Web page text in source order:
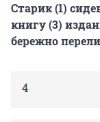
Старик (1)
книгу (3)
бережно
4